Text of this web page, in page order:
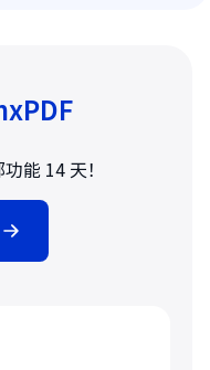
能 14 天！